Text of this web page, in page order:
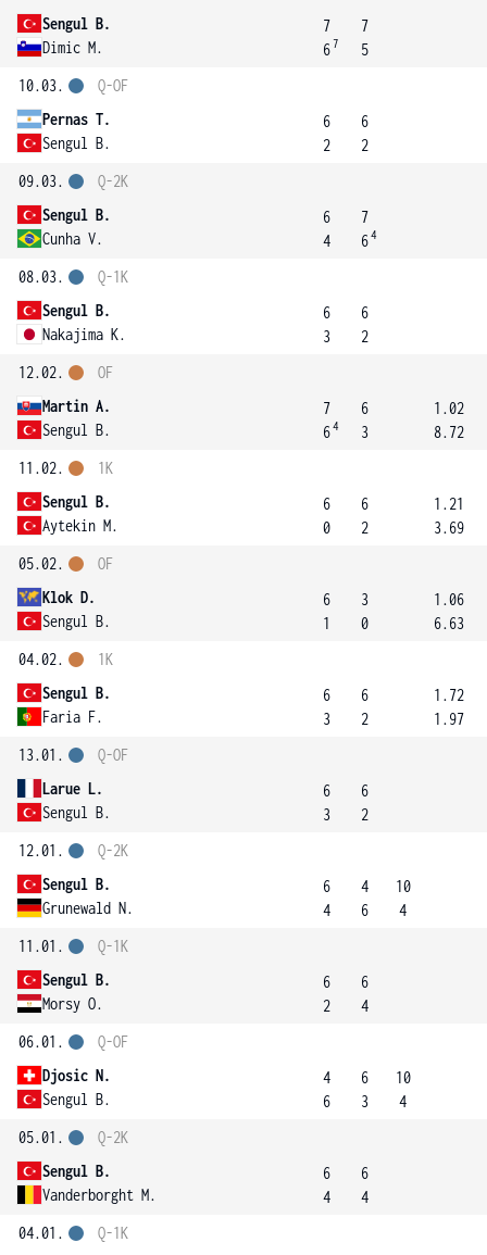
Sengul B.
Dimic M.
7
67
7
5
10.03.
Pernas T.
Sengul B.
Q-OF
6
2
6
2
09.03.
Sengul B.
Cunha V.
Q-2K
6
4
7
64
08.03.
Sengul B.
Nakajima K.
Q-1K
6
3
6
2
12.02.
Martin A.
Sengul B.
OF
7
64
6
3
1.02
8.72
11.02.
Sengul B.
Aytekin M.
1K
6
0
6
2
1.21
3.69
05.02.
Klok D.
Sengul B.
OF
6
1
3
0
1.06
6.63
04.02.
Sengul B.
Faria F.
1K
6
3
6
2
1.72
1.97
13.01.
Larue L.
Sengul B.
Q-OF
6
3
6
2
12.01.
Sengul B.
Grunewald N.
Q-2K
6
4
4
6
10
4
11.01.
Sengul B.
Morsy O.
Q-1K
6
2
6
4
06.01.
Djosic N.
Sengul B.
Q-OF
4
6
6
3
10
4
05.01.
Sengul B.
Vanderborght M.
Q-2K
6
4
6
4
04.01.
Q-1K